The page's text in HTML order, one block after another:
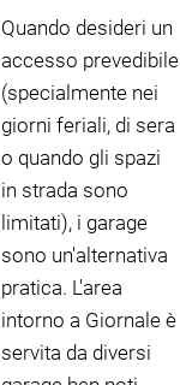
Quando desideri un
accesso prevedibile
(specialmente nei
giorni feriali, di sera
o quando gli spazi
in strada sono
limitati), i garage
sono un'alternativa
pratica. L'area
intorno a Giornale è
servita da diversi